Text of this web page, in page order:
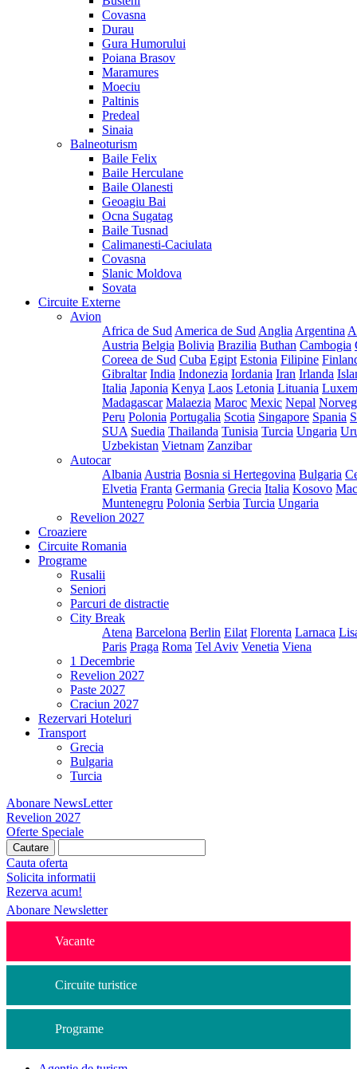
Covasna
Durau
Gura Humorului
Poiana Brasov
Maramures
Moeciu
Paltinis
Predeal
Sinaia
Balneoturism
Baile Felix
Baile Herculane
Baile Olanesti
Geoagiu Bai
Ocna Sugatag
Baile Tusnad
Calimanesti-Caciulata
Covasna
Slanic Moldova
Sovata
Circuite Externe
Avion
Africa de Sud America de Sud Anglia Argentina
Austria Belgia Bolivia Brazilia Buthan Cambogia
Coreea de Sud Cuba Egipt Estonia Filipine
Gibraltar India Indonezia Iordania Iran Irlanda
Italia Japonia Kenya Laos Letonia Lituania
Madagascar Malaezia Maroc Mexic Nepal
Peru Polonia Portugalia Scotia Singapore Spania
SUA Suedia Thailanda Tunisia Turcia Ungaria
Uzbekistan Vietnam Zanzibar
Autocar
Albania Austria Bosnia si Hertegovina Bulgaria
Elvetia Franta Germania Grecia Italia Kosovo
Muntenegru Polonia Serbia Turcia Ungaria
Revelion 2027
Croaziere
Circuite Romania
Programe
Rusalii
Seniori
Parcuri de distractie
City Break
Atena Barcelona Berlin Eilat Florenta Larnaca
Paris Praga Roma Tel Aviv Venetia Viena
1 Decembrie
Revelion 2027
Paste 2027
Craciun 2027
Rezervari Hoteluri
Transport
Grecia
Bulgaria
Turcia
Abonare NewsLetter
Revelion 2027
Oferte Speciale
Cauta oferta
Solicita informatii
Rezerva acum!
Abonare Newsletter
Vacante
Circuite turistice
Programe